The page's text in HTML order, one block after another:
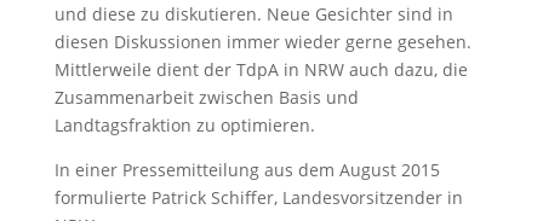
und diese zu diskutieren. Neue Gesichter sind in
diesen Diskussionen immer wieder gerne gesehen.
Mittlerweile dient der TdpA in NRW auch dazu, die
Zusammenarbeit zwischen Basis und
Landtagsfraktion zu optimieren.
In einer Pressemitteilung aus dem August 2015
formulierte Patrick Schiffer, Landesvorsitzender in